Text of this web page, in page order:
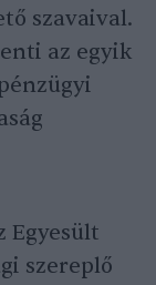
szavaival.
az egyik
Egyesült
szereplő